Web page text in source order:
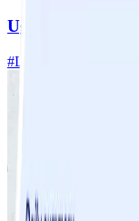
Ugnsrostad potatis
#Lätt